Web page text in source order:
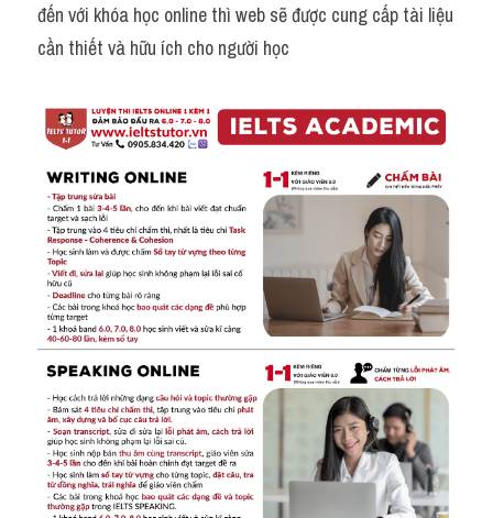
đến với khóa học online thì web sẽ được cung cấp tài liệu
cần thiết và hữu ích cho người học